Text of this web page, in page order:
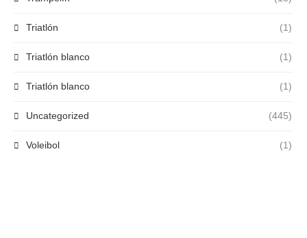
Triatlón (1)
Triatlón blanco (1)
Triatlón blanco (1)
Uncategorized (445)
Voleibol (1)